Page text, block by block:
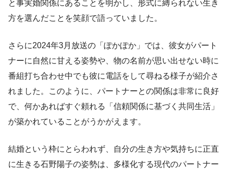
と事実婚関係にあることを明かし、形式に縛られない生き
方を選んだことを笑顔で語っていました。
さらに2024年3月放送の「ぽかぽか」では、彼女がパート
ナーに自然に甘える姿勢や、物の名前が思い出せない時に
番組打ち合わせ中でも彼に電話をして尋ねる様子が紹介さ
れました。このように、パートナーとの関係は非常に良好
で、何かあればすぐ頼れる「信頼関係に基づく共同生活」
が築かれていることがうかがえます。
結婚という枠にとらわれず、自分の生き方や気持ちに正直
に生きる石野陽子の姿勢は、多様化する現代のパートナー